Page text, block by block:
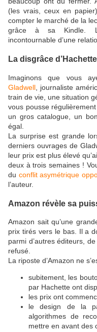
(les vrais, ceux en
compter le marché de la
grâce à sa Kindle.
incontournable d’une
La disgrâce d’Hachette
Imaginons que vous
Gladwell , journaliste
train de vie, une situation
vous pousse
un gros catalogue, un
égal.
La surprise est grande
derniers ouvrages de
leur prix est plus élevé
deux à trois semaines !
du conflit asymétrique
l’auteur.
Amazon révèle sa
Amazon sait qu’une
prix tirés vers le bas. Il a
parmi d’autres éditeurs,
refusé.
La riposte d’Amazon ne
subitement, les
par Hachette ont
les prix ont
le design de la
algorithmes de
mettre en avant des